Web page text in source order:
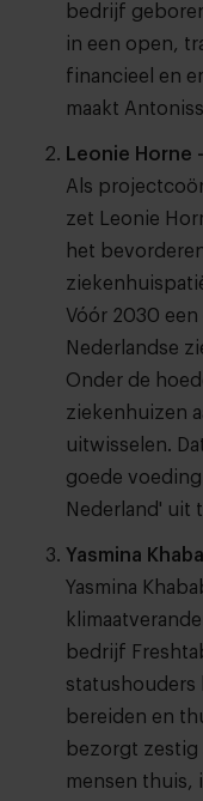
bedrijf
in een open,
financieel en
maakt
Leonie Horne
Als
zet Leonie
het
Vóór 2030
Nederlandse
Onder de
ziekenhuizen
uitwisselen.
goede
Nederland' uit
Yasmina
Yasmina
bedrijf
statushouders
bereiden en
bezorgt zestig
mensen thuis,